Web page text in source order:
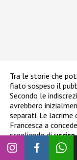
Tra le storie che
fiato sospeso il
Secondo le
avrebbero
separati. Le lacrime
Francesca a
scegliendo di
tuttavia, sarebbe
registrazioni, la